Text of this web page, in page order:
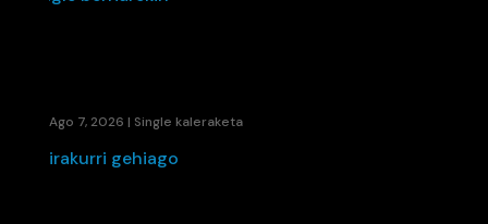
Ago 7, 2026 | Single kaleraketa
irakurri gehiago